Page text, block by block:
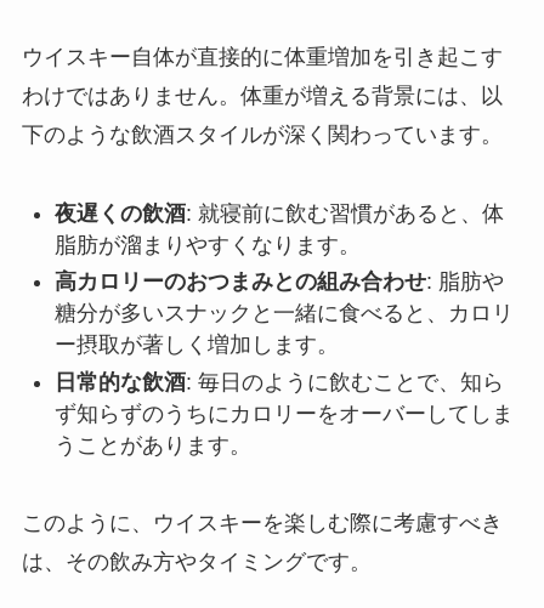
ウイスキー自体が直接的に体重増加を引き起こす
わけではありません。体重が増える背景には、以
下のような飲酒スタイルが深く関わっています。
夜遅くの飲酒: 就寝前に飲む習慣があると、体
脂肪が溜まりやすくなります。
高カロリーのおつまみとの組み合わせ: 脂肪や
糖分が多いスナックと一緒に食べると、カロリ
ー摂取が著しく増加します。
日常的な飲酒: 毎日のように飲むことで、知ら
ず知らずのうちにカロリーをオーバーしてしま
うことがあります。
このように、ウイスキーを楽しむ際に考慮すべき
は、その飲み方やタイミングです。